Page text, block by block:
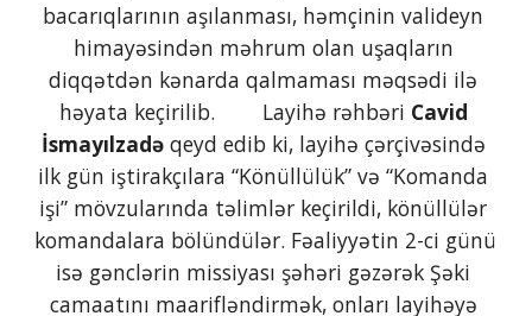
bacarıqlarının aşılanması, həmçinin valideyn
himayəsindən məhrum olan uşaqların
diqqətdən kənarda qalmaması məqsədi ilə
həyata keçirilib.        Layihə rəhbəri Cavid
İsmayılzadə qeyd edib ki, layihə çərçivəsində
ilk gün iştirakçılara “Könüllülük” və “Komanda
işi” mövzularında təlimlər keçirildi, könüllülər
komandalara bölündülər. Fəaliyyətin 2-ci günü
isə gənclərin missiyası şəhəri gəzərək Şəki
camaatını maarifləndirmək, onları layihəyə